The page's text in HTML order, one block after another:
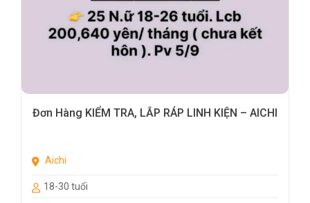
Đơn Hàng KIỂM TRA, LẮP RÁP LINH KIỆN – AICHI
Aichi
18-30 tuổi